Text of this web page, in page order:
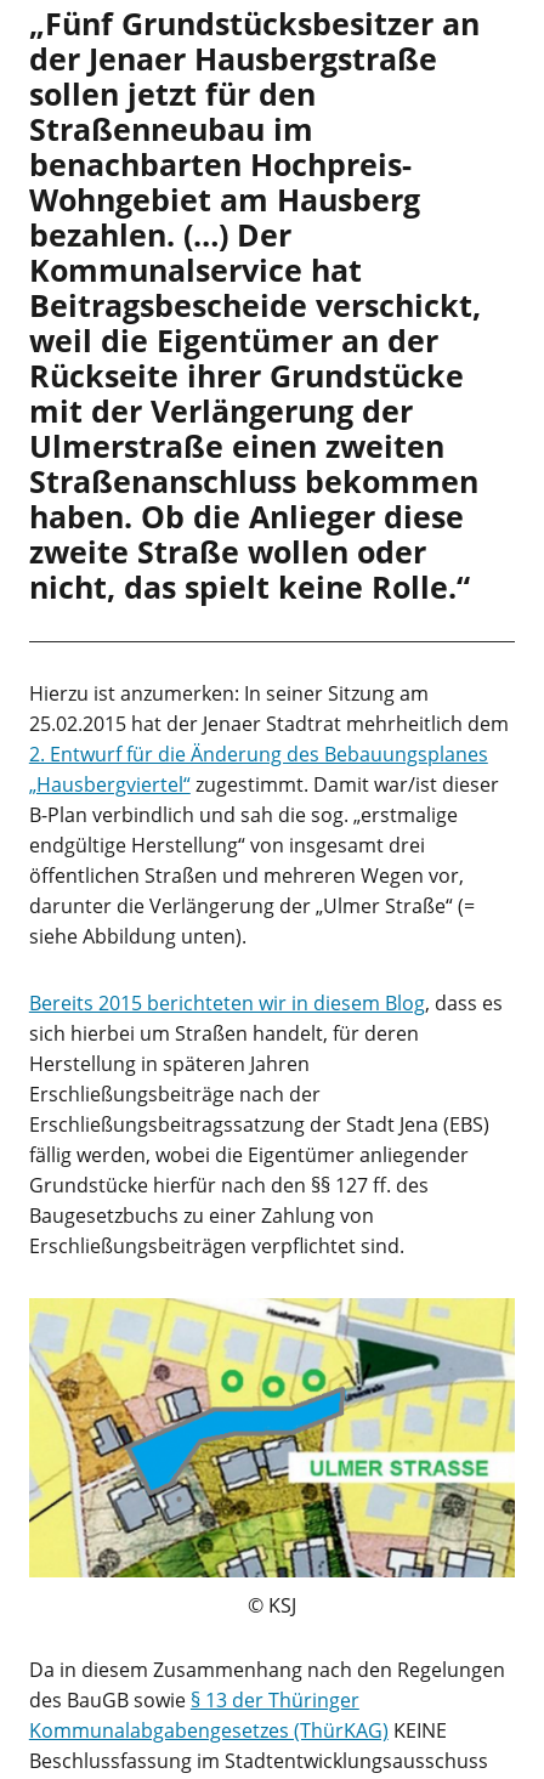
„Fünf Grundstücksbesitzer an
der Jenaer Hausbergstraße
sollen jetzt für den
Straßenneubau im
benachbarten Hochpreis-
Wohngebiet am Hausberg
bezahlen. (…) Der
Kommunalservice hat
Beitragsbescheide verschickt,
weil die Eigentümer an der
Rückseite ihrer Grundstücke
mit der Verlängerung der
Ulmerstraße einen zweiten
Straßenanschluss bekommen
haben. Ob die Anlieger diese
zweite Straße wollen oder
nicht, das spielt keine Rolle.“
Hierzu ist anzumerken: In seiner Sitzung am
25.02.2015 hat der Jenaer Stadtrat mehrheitlich dem
2. Entwurf für die Änderung des Bebauungsplanes
„Hausbergviertel“zugestimmt. Damit war/ist dieser
B-Plan verbindlich und sah die sog. „erstmalige
endgültige Herstellung“ von insgesamt drei
öffentlichen Straßen und mehreren Wegen vor,
darunter die Verlängerung der „Ulmer Straße“ (=
siehe Abbildung unten).
Bereits 2015 berichteten wir in diesem Blog, dass es
sich hierbei um Straßen handelt, für deren
Herstellung in späteren Jahren
Erschließungsbeiträge nach der
Erschließungsbeitragssatzung der Stadt Jena (EBS)
fällig werden, wobei die Eigentümer anliegender
Grundstücke hierfür nach den §§ 127 ff. des
Baugesetzbuchs zu einer Zahlung von
Erschließungsbeiträgen verpflichtet sind.
KSJ
Da in diesem Zusammenhang nach den Regelungen
des BauGB sowie § 13 der Thüringer
Kommunalabgabengesetzes (ThürKAG) KEINE
Beschlussfassung im Stadtentwicklungsausschuss